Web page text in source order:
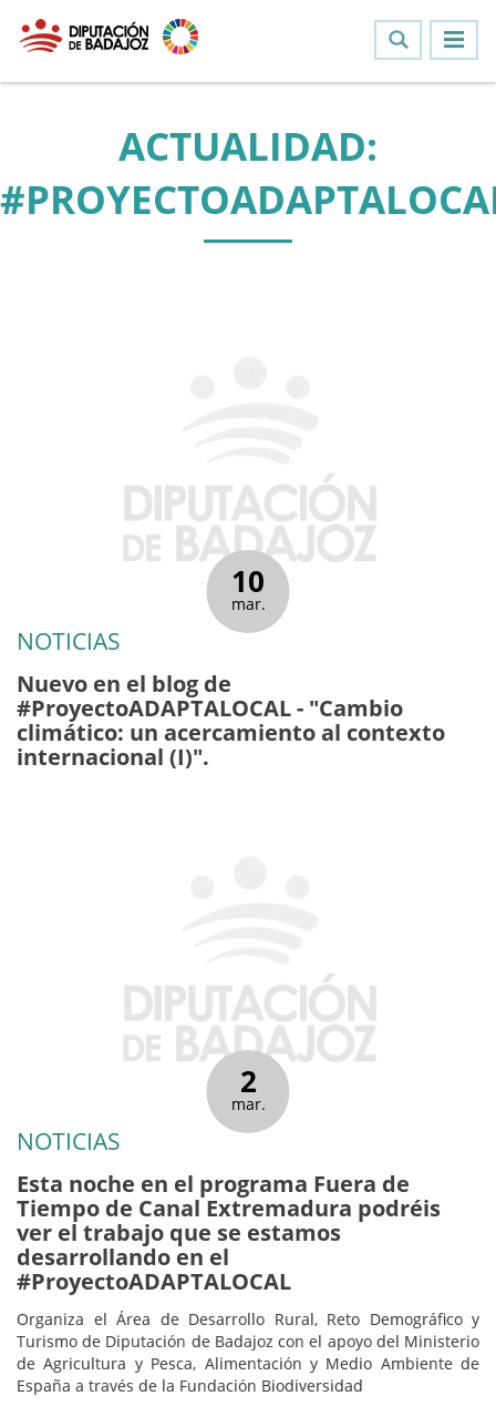
ACTUALIDAD:
10
mar.
NOTICIAS
Nuevo en el blog de
#ProyectoADAPTALOCAL - "Cambio
climático: un acercamiento al contexto
internacional (I)".
2
mar.
NOTICIAS
Esta noche en el programa Fuera de
Tiempo de Canal Extremadura podréis
ver el trabajo que se estamos
desarrollando en el
#ProyectoADAPTALOCAL
Organiza el Área de Desarrollo Rural, Reto Demográfico y
Turismo de Diputación de Badajoz con el apoyo del Ministerio
de Agricultura y Pesca, Alimentación y Medio Ambiente de
España a través de la Fundación Biodiversidad